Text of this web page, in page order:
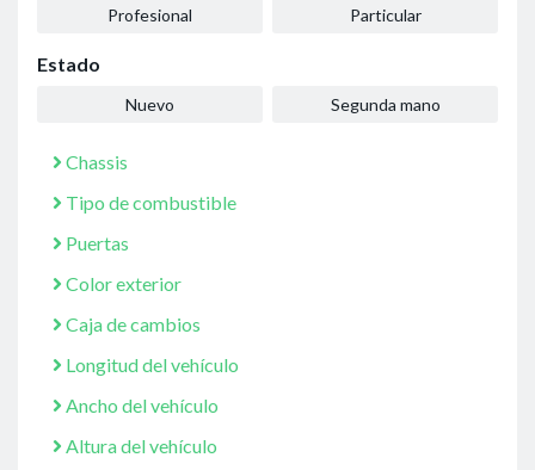
Profesional Particular
Estado
Nuevo Segunda mano
Chassis
Tipo de combustible
Puertas
Color exterior
Caja de cambios
Longitud del vehículo
Ancho del vehículo
Altura del vehículo